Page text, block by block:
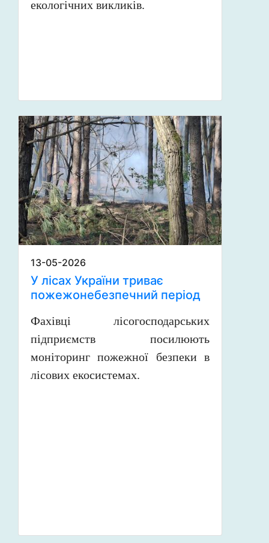
екологічних викликів.
13-05-2026
У лісах України триває
пожежонебезпечний період
Фахівці лісогосподарських
підприємств посилюють
моніторинг пожежної безпеки в
лісових екосистемах.